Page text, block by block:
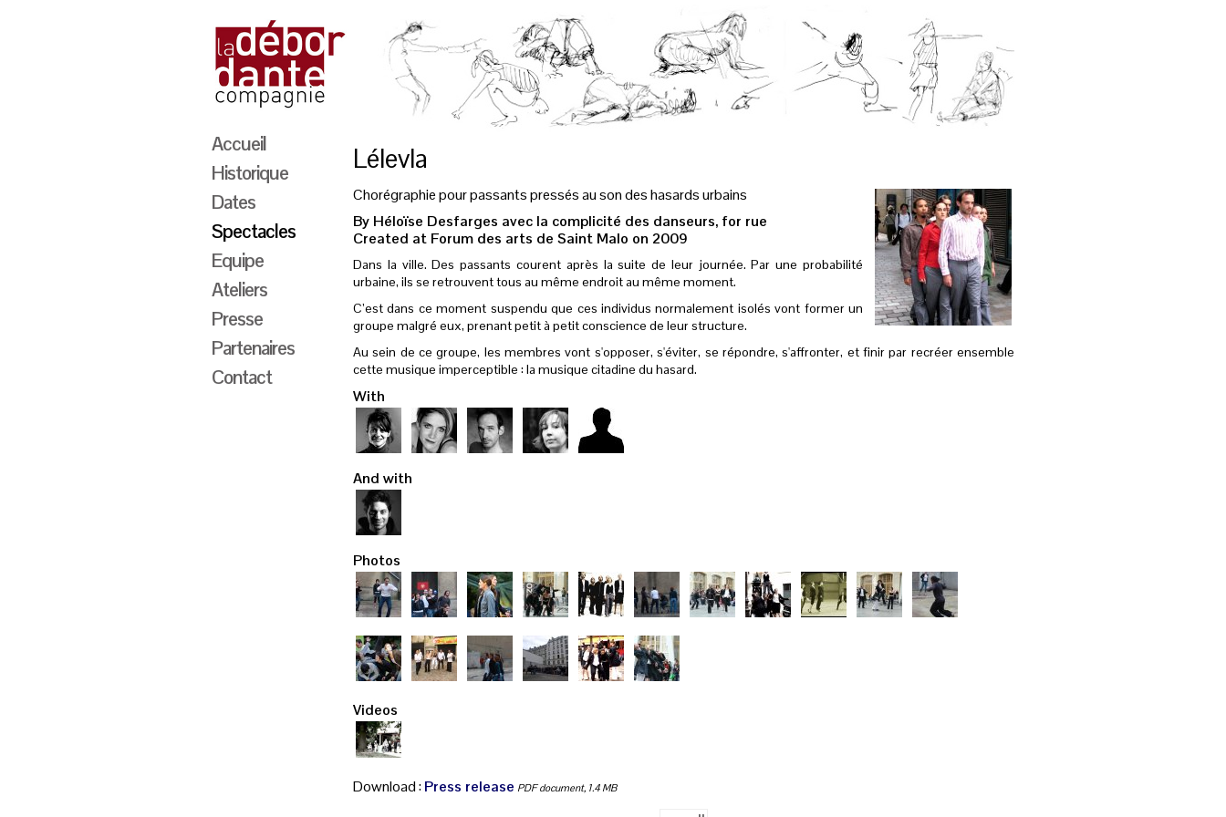
Accueil
Historique
Dates
Spectacles
Equipe
Ateliers
Presse
Partenaires
Contact
Lélevla
Chorégraphie pour passants pressés au son des hasards urbains
By Héloïse Desfarges avec la complicité des danseurs, for rue
Created at Forum des arts de Saint Malo on 2009
Dans la ville. Des passants courent après la suite de leur journée. Par une probabilité
urbaine, ils se retrouvent tous au même endroit au même moment.
C’est dans ce moment suspendu que ces individus normalement isolés vont former un
groupe malgré eux, prenant petit à petit conscience de leur structure.
Au sein de ce groupe, les membres vont s'opposer, s'éviter, se répondre, s'affronter, et finir par recréer ensemble
cette musique imperceptible : la musique citadine du hasard.
With
And with
Photos
Videos
Download :Press release PDF document, 1.4 MB